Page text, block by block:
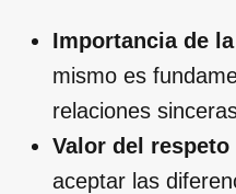
Importancia de
mismo es
relaciones
Valor del
aceptar las